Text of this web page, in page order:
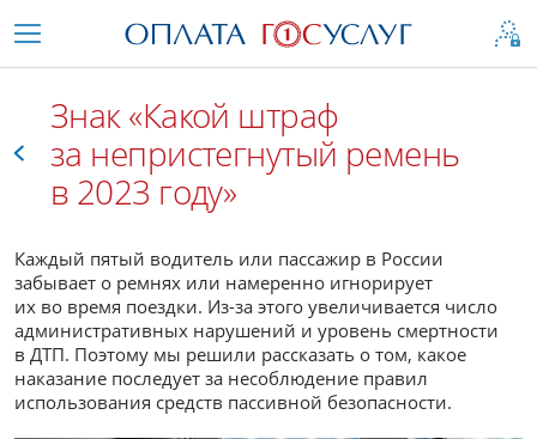
Знак «Какой штраф
за непристегнутый ремень
в 2023 году»
Каждый пятый водитель или пассажир в России
забывает о ремнях или намеренно игнорирует
их во время поездки. Из-за этого увеличивается число
административных нарушений и уровень смертности
в ДТП. Поэтому мы решили рассказать о том, какое
наказание последует за несоблюдение правил
использования средств пассивной безопасности.